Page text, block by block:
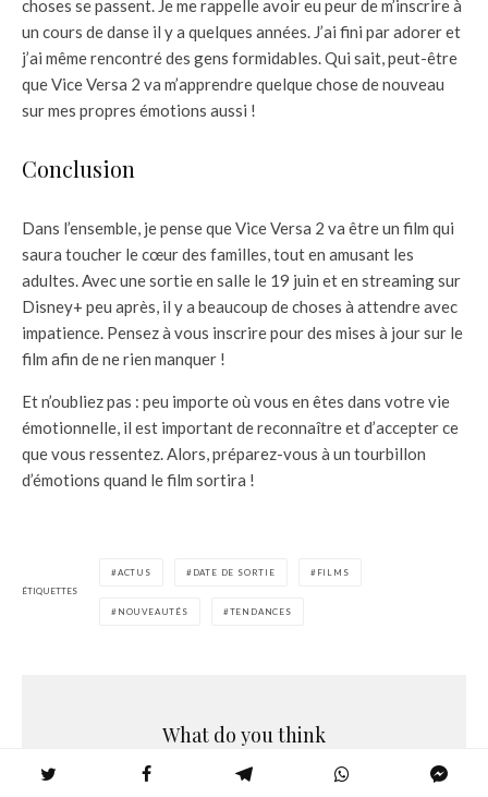
choses se passent. Je me rappelle avoir eu peur de m’inscrire à
un cours de danse il y a quelques années. J’ai fini par adorer et
j’ai même rencontré des gens formidables. Qui sait, peut-être
que Vice Versa 2 va m’apprendre quelque chose de nouveau
sur mes propres émotions aussi !
Conclusion
Dans l’ensemble, je pense que Vice Versa 2 va être un film qui
saura toucher le cœur des familles, tout en amusant les
adultes. Avec une sortie en salle le 19 juin et en streaming sur
Disney+ peu après, il y a beaucoup de choses à attendre avec
impatience. Pensez à vous inscrire pour des mises à jour sur le
film afin de ne rien manquer !
Et n’oubliez pas : peu importe où vous en êtes dans votre vie
émotionnelle, il est important de reconnaître et d’accepter ce
que vous ressentez. Alors, préparez-vous à un tourbillon
d’émotions quand le film sortira !
ÉTIQUETTES
ACTUS DATE DE SORTIE FILMS
NOUVEAUTÉS TENDANCES
What do you think